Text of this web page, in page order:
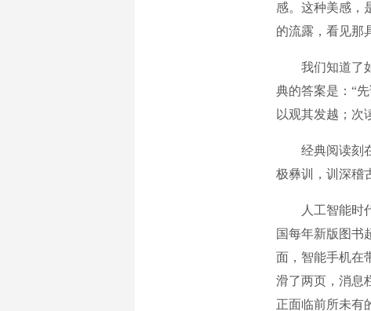
感。这种美感，
的流露，看见那
我们知道了如
典的答案是：“
以观其发越；次
经典阅读刻在
极彝训，训深稽
人工智能时代
国每年新版图书
面，智能手机在
滑了两页，消息
正面临前所未有